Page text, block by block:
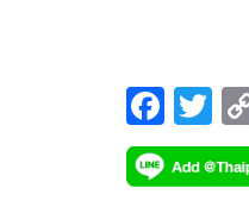
F
ac
e
T
wi
tt